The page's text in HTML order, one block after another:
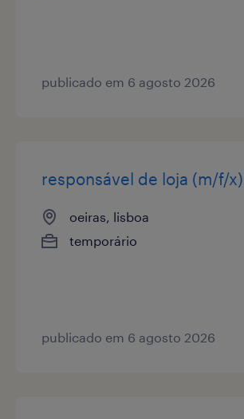
publicado em 6 agosto 2026
responsável de loja (m/f/x)
oeiras, lisboa
temporário
publicado em 6 agosto 2026